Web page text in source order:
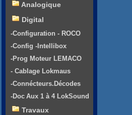
Analogique
Digital
-Configuration - ROCO
-Config -Intellibox
-Prog Moteur LEMACO
- Cablage Lokmaus
-Connécteurs.Décodes
-Doc Aux 1 à 4 LokSound
Travaux